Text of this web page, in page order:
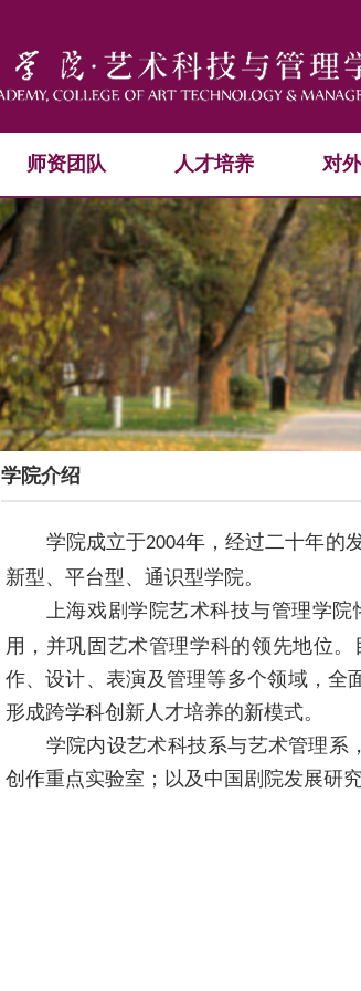
师资团队 人才培养 对
学院介绍
学院成立于2004年，经过二十年的
新型、平台型、通识型学院。
上海戏剧学院艺术科技与管理学院
用，并巩固艺术管理学科的领先地位
作、设计、表演及管理等多个领域，全
形成跨学科创新人才培养的新模式。
学院内设艺术科技系与艺术管理系
创作重点实验室；以及中国剧院发展研